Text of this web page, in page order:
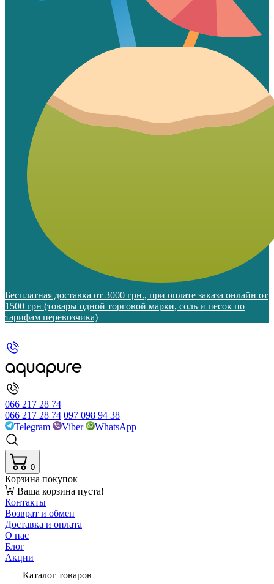
Бесплатная доставка от 3000 грн., при оплате заказа онлайн от
1500 грн (товары одной торговой марки, соль и песок по
тарифам перевозчика)
066 217 28 74
066 217 28 74 097 098 94 38
Telegram
Viber WhatsApp
0
Корзина покупок
Ваша корзина пуста!
Контакты
Возврат и обмен
Доставка и оплата
О нас
Блог
Акции
Каталог товаров